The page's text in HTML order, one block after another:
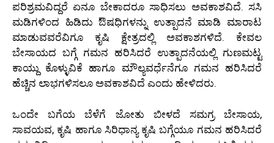
ಪರಿಶ್ರಮವಿದ್ದರೆ ಏನೂ ಬೇಕಾದರೂ ಸಾಧಿಸಲು ಅವಕಾಶವಿದೆ. ಸಸಿ
ಮಡಿಗಳಿಂದ ಹಿಡಿದು ಔಷಧಿಗಳನ್ನು ಉತ್ಪಾದನೆ ಮಾಡಿ ಮಾರಾಟ
ಮಾಡುವವರೆವಿಗೂ ಕೃಷಿ ಕ್ಷೇತ್ರದಲ್ಲಿ ಅವಕಾಶಗಳಿದೆ. ಕೇವಲ
ಬೇಸಾಯದ ಬಗ್ಗೆ ಗಮನ ಹರಿಸಿದರೆ ಉತ್ಪಾದನೆಯಲ್ಲಿ ಗುಣಮಟ್ಟ
ಕಾಯ್ದು ಕೊಳ್ಳುವಿಕೆ ಹಾಗೂ ಮೌಲ್ಯವರ್ಧೆನೆಗೂ ಗಮನ ಹರಿಸಿದರೆ
ಹೆಚ್ಚಿನ ಲಾಭಗಳಿಸಲೂ ಅವಕಾಶವಿದೆ ಎಂದು ಹೇಳಿದರು.
ಒಂದೇ ಬಗೆಯ ಬೆಳೆಗೆ ಜೋತು ಬೀಳದೆ ಸಮಗ್ರ ಬೇಸಾಯ,
ಸಾವಯವ, ಕೃಷಿ ಹಾಗೂ ಸಿರಿಧಾನ್ಯ ಕೃಷಿ ಬಗ್ಗೆಯೂ ಗಮನ ಹರಿಸಿದರೆ